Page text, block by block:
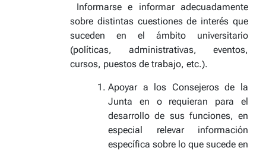
Informarse e informar adecuadamente
sobre distintas cuestiones de interés que
suceden en el ámbito universitario
(políticas, administrativas, eventos,
cursos, puestos de trabajo, etc.).
Apoyar a los Consejeros de la
Junta en o requieran para el
desarrollo de sus funciones, en
especial relevar información
específica sobre lo que sucede en